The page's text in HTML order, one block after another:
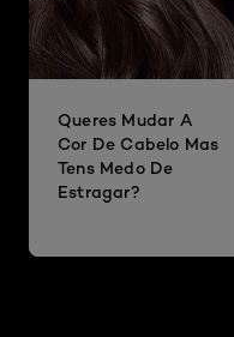
Queres Mudar A
Cor De Cabelo Mas
Tens Medo De
Estragar?